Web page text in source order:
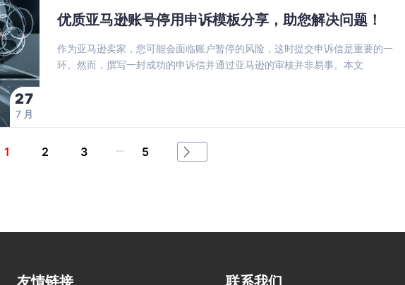
27
7 月
优质亚马逊账号停用申诉模板分享，助您解决问题！
作为亚马逊卖家，您可能会面临账户暂停的风险，这时提交申诉信是重要的一
环。然而，撰写一封成功的申诉信并通过亚马逊的审核并非易事。本文
1 2 3 ... 5